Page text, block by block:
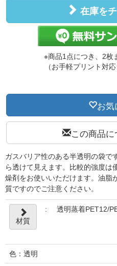
在庫を
※商品1点につき、2枚
（お手軽プリント対
お気
この商品
ガスバリア性のある半透明の袋で
ら透けて見えます。比較的強度は
燥剤をお使いいただけます。油脂
質ですのでご注意ください。
材質
: 透明蒸着PET12/
色：透明